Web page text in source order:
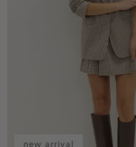
new arrival